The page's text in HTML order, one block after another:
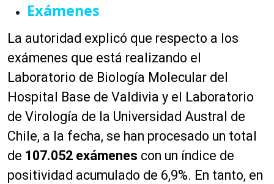
Exámenes
La autoridad explicó que respecto a los
exámenes que está realizando el
Laboratorio de Biología Molecular del
Hospital Base de Valdivia y el Laboratorio
de Virología de la Universidad Austral de
Chile, a la fecha, se han procesado un total
de 107.052 exámenes con un índice de
positividad acumulado de 6,9%. En tanto, en